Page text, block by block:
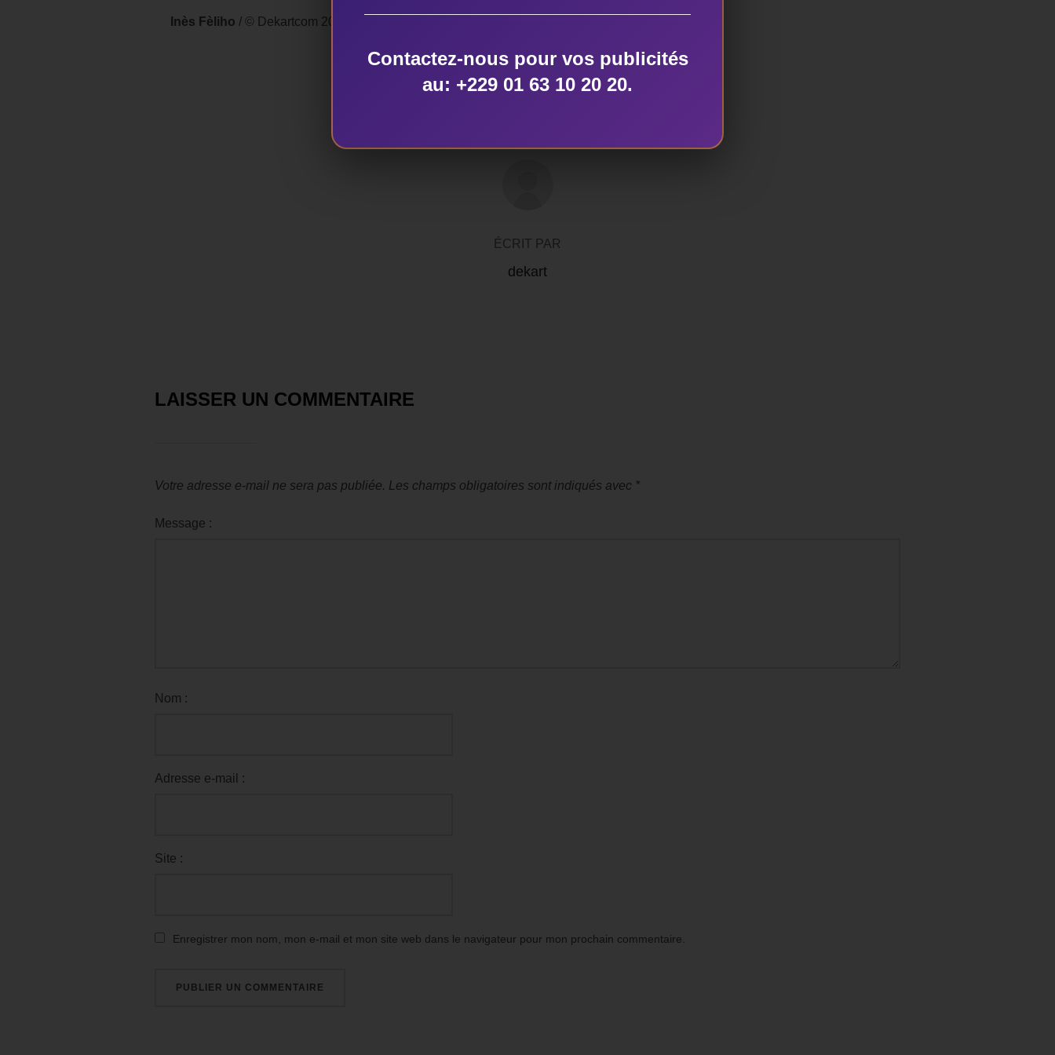
Inès Fèliho / © Dekartcom 2022
ÉCRIT PAR
dekart
LAISSER UN COMMENTAIRE
Votre adresse e-mail ne sera pas publiée. Les champs obligatoires sont indiqués avec *
Message :
Nom :
Adresse e-mail :
Site :
Enregistrer mon nom, mon e-mail et mon site web dans le navigateur pour mon prochain commentaire.
Contactez-nous pour vos publicités
au: +229 01 63 10 20 20.